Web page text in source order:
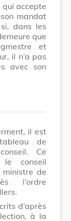
qui accepte
mandat
dans les
que
et
il n’a pas
avec son
il est
de
Ce
conseil
ministre de
l’ordre
d’après
à la